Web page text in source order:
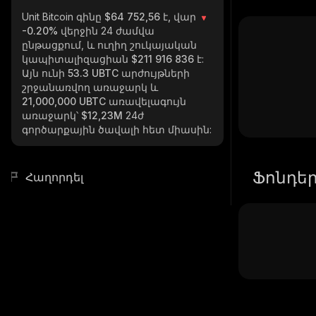
Unit Bitcoin գինը $64 752,56 է, վար
-0.20% վերջին 24 ժամվա
ընթացքում, և ուղիղ շուկայական
կապիտալիզացիան $211 916 836 է:
Այն ունի 53.3 UBTC արժույթների
շրջանառվող առաջարկ և
21,000,000 UBTC առավելագույն
առաջարկ՝ $12,23M 24ժ
գործարքային ծավալի հետ միասին:
Հաղորդել